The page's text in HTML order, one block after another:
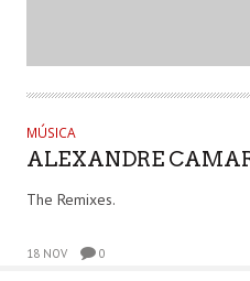
MÚSICA
ALEXANDRE
The Remixes.
18 NOV 0